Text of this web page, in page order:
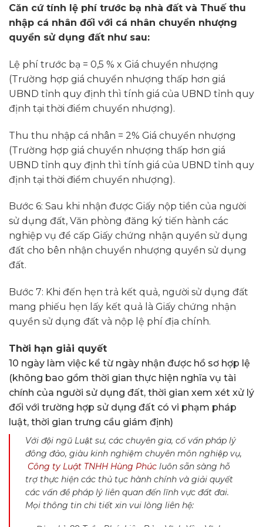
Căn cứ tính lệ phí trước bạ nhà đất và Thuế thu
nhập cá nhân đối với cá nhân chuyển nhượng
quyền sử dụng đất như sau:
Lệ phí trước bạ = 0,5 % x Giá chuyển nhượng
(Trường hợp giá chuyển nhượng thấp hơn giá
UBND tỉnh quy định thì tính giá của UBND tỉnh quy
định tại thời điểm chuyển nhượng).
Thu thu nhập cá nhân = 2% Giá chuyển nhượng
(Trường hợp giá chuyển nhượng thấp hơn giá
UBND tỉnh quy định thì tính giá của UBND tỉnh quy
định tại thời điểm chuyển nhượng).
Bước 6: Sau khi nhận được Giấy nộp tiền của người
sử dụng đất, Văn phòng đăng ký tiến hành các
nghiệp vụ để cấp Giấy chứng nhận quyền sử dụng
đất cho bên nhận chuyển nhượng quyền sử dụng
đất.
Bước 7: Khi đến hẹn trả kết quả, người sử dụng đất
mang phiếu hẹn lấy kết quả là Giấy chứng nhận
quyền sử dụng đất và nộp lệ phí địa chính.
Thời hạn giải quyết
10 ngày làm việc kể từ ngày nhận được hồ sơ hợp lệ
(không bao gồm thời gian thực hiện nghĩa vụ tài
chính của người sử dụng đất, thời gian xem xét xử lý
đối với trường hợp sử dụng đất có vi phạm pháp
luật, thời gian trưng cầu giám định)
Với đội ngũ Luật sư, các chuyên gia, cố vấn pháp lý
đông đảo, giàu kinh nghiệm chuyên môn nghiệp vụ,
Công ty Luật TNHH Hùng Phúc luôn sẵn sàng hỗ
trợ thực hiện các thủ tục hành chính và giải quyết
các vấn đề pháp lý liên quan đến lĩnh vực đất đai.
Mọi thông tin chi tiết xin vui lòng liên hệ: